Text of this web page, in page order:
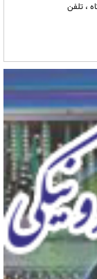
، تلفن